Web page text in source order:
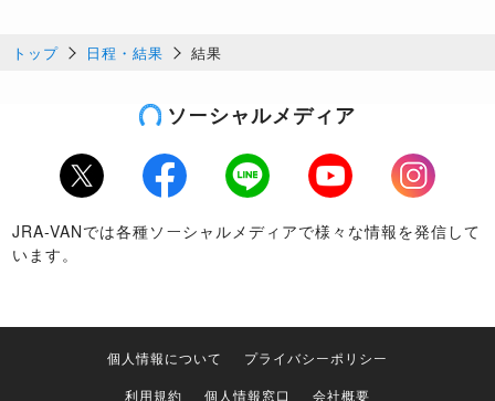
トップ 日程・結果 結果
ソーシャルメディア
Twitter Facebook LINE Youtube
Instagram
JRA-VANでは各種ソーシャルメディアで様々な情報を発信して
います。
個人情報について
プライバシーポリシー
利用規約
個人情報窓口 会社概要